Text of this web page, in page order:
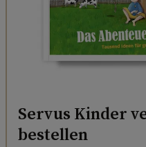
Servus Kinder
bestellen